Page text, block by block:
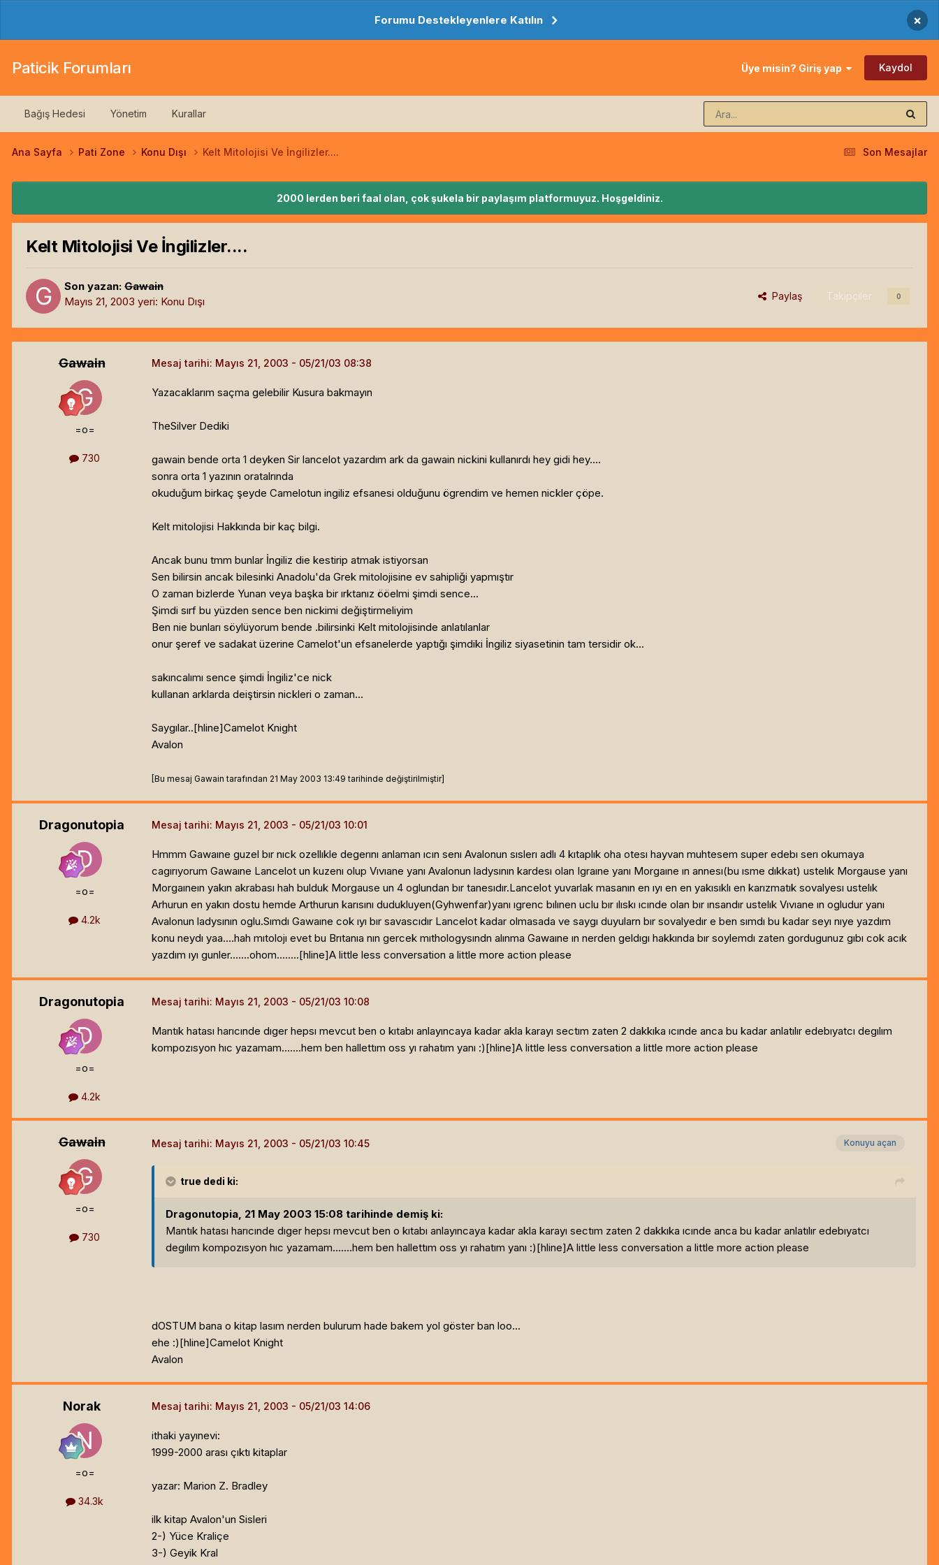
Forumu Destekleyenlere Katılın ×
Paticik Forumları Üye misin? Giriş yap Kaydol
Bağış Hedesi Yönetim Kurallar
Son Mesajlar
Ana Sayfa Pati Zone Konu Dışı Kelt Mitolojisi Ve İngilizler....
2000 lerden beri faal olan, çok şukela bir paylaşım platformuyuz. Hoşgeldiniz.
Kelt Mitolojisi Ve İngilizler....
Son yazan: Gawain
Mayıs 21, 2003 yeri: Konu Dışı Paylaş Takipçiler 0
Gawain
=o=
730
Mesaj tarihi: Mayıs 21, 2003
Yazacaklarım saçma gelebilir Kusura bakmayın
TheSilver Dediki
gawain bende orta 1 deyken Sir lancelot yazardım ark da gawain nickini kullanırdı hey gidi hey....
sonra orta 1 yazının oratalrında
okuduğum birkaç şeyde Camelotun ingiliz efsanesi olduğunu ögrendim ve hemen nickler çöpe.
Kelt mitolojisi Hakkında bir kaç bilgi.
Ancak bunu tmm bunlar İngiliz die kestirip atmak istiyorsan
Sen bilirsin ancak bilesinki Anadolu'da Grek mitolojisine ev sahipliği yapmıştır
O zaman bizlerde Yunan veya başka bir ırktanız ööelmi şimdi sence...
Şimdi sırf bu yüzden sence ben nickimi değiştirmeliyim
Ben nie bunları söylüyorum bende .bilirsinki Kelt mitolojisinde anlatılanlar
onur şeref ve sadakat üzerine Camelot'un efsanelerde yaptığı şimdiki İngiliz siyasetinin tam tersidir ok...
sakıncalımı sence şimdi İngiliz'ce nick
kullanan arklarda deiştirsin nickleri o zaman...
Saygılar..[hline]Camelot Knight
Avalon
[Bu mesaj Gawain tarafından 21 May 2003 13:49 tarihinde değiştirilmiştir]
Dragonutopia
=o=
4.2k
Mesaj tarihi: Mayıs 21, 2003
Hmmm Gawaıne guzel bır nıck ozellıkle degerını anlaman ıcın senı Avalonun sıslerı adlı 4 kıtaplık oha otesı hayvan muhtesem super edebı serı okumaya
cagırıyorum Gawaıne Lancelot un kuzenı olup Vıvıane yanı Avalonun ladysının kardesı olan Igraıne yanı Morgaıne ın annesı(bu ısme dıkkat) ustelık Morgause yanı
Morgaıneın yakın akrabası hah bulduk Morgause un 4 oglundan bır tanesıdır.Lancelot yuvarlak masanın en ıyı en en yakısıklı en karızmatık sovalyesı ustelık
Arhurun en yakın dostu hemde Arthurun karısını dudukluyen(Gyhwenfar)yanı ıgrenc bılınen uclu bır ılıskı ıcınde olan bır ınsandır ustelık Vıvıane ın ogludur yanı
Avalonun ladysının oglu.Sımdı Gawaıne cok ıyı bır savascıdır Lancelot kadar olmasada ve saygı duyularn bır sovalyedır e ben sımdı bu kadar seyı nıye yazdım
konu neydı yaa....hah mıtolojı evet bu Brıtanıa nın gercek mıthologysındn alınma Gawaıne ın nerden geldıgı hakkında bır soylemdı zaten gordugunuz gıbı cok acık
yazdım ıyı gunler.......ohom........[hline]A little less conversation a little more action please
Dragonutopia
=o=
4.2k
Mesaj tarihi: Mayıs 21, 2003
Mantık hatası harıcınde dıger hepsı mevcut ben o kıtabı anlayıncaya kadar akla karayı sectım zaten 2 dakkıka ıcınde anca bu kadar anlatılır edebıyatcı degılım
kompozısyon hıc yazamam.......hem ben hallettım oss yı rahatım yanı :)[hline]A little less conversation a little more action please
Gawain
=o=
730
Konuyu açan
Mesaj tarihi: Mayıs 21, 2003
true dedi ki:
Dragonutopia, 21 May 2003 15:08 tarihinde demiş ki:
Mantık hatası harıcınde dıger hepsı mevcut ben o kıtabı anlayıncaya kadar akla karayı sectım zaten 2 dakkıka ıcınde anca bu kadar anlatılır edebıyatcı
degılım kompozısyon hıc yazamam.......hem ben hallettım oss yı rahatım yanı :)[hline]A little less conversation a little more action please
dOSTUM bana o kitap lasım nerden bulurum hade bakem yol göster ban loo...
ehe :)[hline]Camelot Knight
Avalon
Norak
=o=
34.3k
Mesaj tarihi: Mayıs 21, 2003
ithaki yayınevi:
1999-2000 arası çıktı kitaplar
yazar: Marion Z. Bradley
ilk kitap Avalon'un Sisleri
2-) Yüce Kraliçe
3-) Geyik Kral